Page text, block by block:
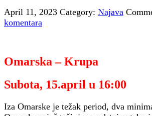
April 11, 2023 Category: Najava
komentara
Omarska – Krupa
Subota, 15.april u 16:00
Iza Omarske je težak period, dva